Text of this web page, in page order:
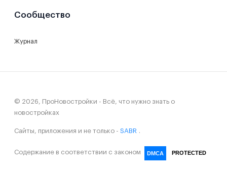
Сообщество
Журнал
© 2026, ПроНовостройки - Всё, что нужно знать о
новостройках
Сайты, приложения и не только - SABR
Содержание в соответствии с законом DMCA PROTECTED